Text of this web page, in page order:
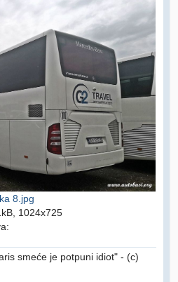
8.jpg
1024x725
smeće je potpuni idiot" - (c)